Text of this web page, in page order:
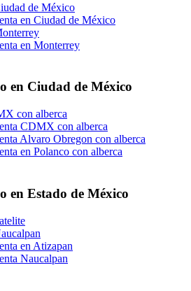
de México
en Ciudad de México
en Monterrey
en Ciudad de México
con alberca
CDMX con alberca
Alvaro Obregon con alberca
en Polanco con alberca
en Estado de México
en Atizapan
Naucalpan